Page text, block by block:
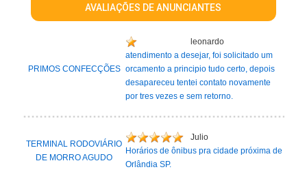
AVALIAÇÕES DE ANUNCIANTES
PRIMOS CONFECÇÕES
leonardo
atendimento a desejar, foi solicitado um
orcamento a principio tudo certo, depois
desapareceu tentei contato novamente
por tres vezes e sem retorno.
TERMINAL RODOVIÁRIO
DE MORRO AGUDO
Julio
Horários de ônibus pra cidade próxima de
Orlândia SP.